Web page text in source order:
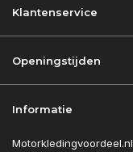
Klantenservice
Openingstijden
Informatie
Motorkledingvoordeel.nl